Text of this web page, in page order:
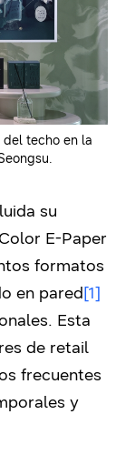
techo en la
su
E-Paper
formatos
en pared[1]
Esta
de retail
frecuentes
y